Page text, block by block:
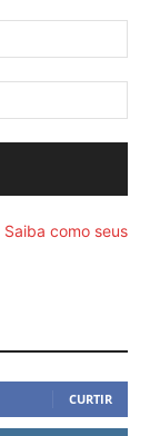
Saiba como seus
CURTIR